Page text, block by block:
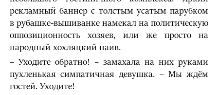
рекламный баннер с толстым усатым парубком
в рубашке-вышиванке намекал на политическую
оппозиционность хозяев, или же просто на
народный хохляцкий наив.
– Уходите обратно! – замахала на них руками
пухленькая симпатичная девушка. – Мы ждём
гостей. Уходите!